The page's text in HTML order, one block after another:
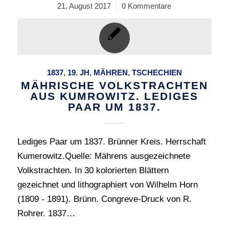
21. August 2017
/ 0 Kommentare
1837, 19. JH, MÄHREN, TSCHECHIEN
MÄHRISCHE VOLKSTRACHTEN
AUS KUMROWITZ. LEDIGES
PAAR UM 1837.
Lediges Paar um 1837. Brünner Kreis. Herrschaft
Kumerowitz.Quelle: Mährens ausgezeichnete
Volkstrachten. In 30 kolorierten Blättern
gezeichnet und lithographiert von Wilhelm Horn
(1809 - 1891). Brünn. Congreve-Druck von R.
Rohrer. 1837…